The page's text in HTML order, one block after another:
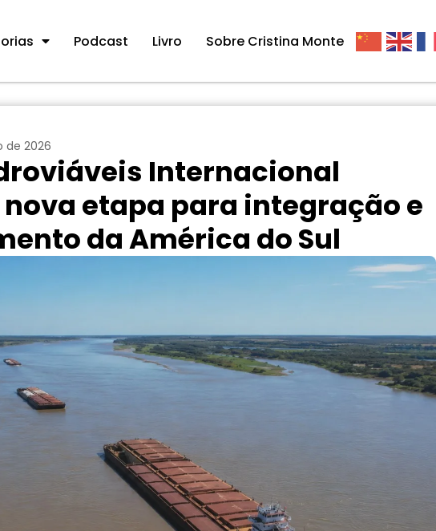
Podcast Livro Sobre Cristina Monte
de 2026
Internacional
etapa para integração e
da América do Sul